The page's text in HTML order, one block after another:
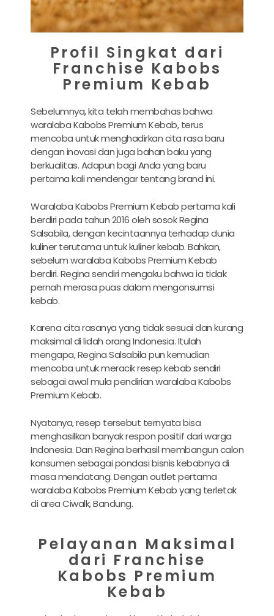
Profil Singkat dari
Franchise Kabobs
Premium Kebab
Sebelumnya, kita telah membahas bahwa
waralaba Kabobs Premium Kebab, terus
mencoba untuk menghadirkan cita rasa baru
dengan inovasi dan juga bahan baku yang
berkualitas. Adapun bagi Anda yang baru
pertama kali mendengar tentang brand ini.
Waralaba Kabobs Premium Kebab pertama kali
berdiri pada tahun 2016 oleh sosok Regina
Salsabila, dengan kecintaannya terhadap dunia
kuliner terutama untuk kuliner kebab. Bahkan,
sebelum waralaba Kabobs Premium Kebab
berdiri. Regina sendiri mengaku bahwa ia tidak
pernah merasa puas dalam mengonsumsi
kebab.
Karena cita rasanya yang tidak sesuai dan kurang
maksimal di lidah orang Indonesia. Itulah
mengapa, Regina Salsabila pun kemudian
mencoba untuk meracik resep kebab sendiri
sebagai awal mula pendirian waralaba Kabobs
Premium Kebab.
Nyatanya, resep tersebut ternyata bisa
menghasilkan banyak respon positif dari warga
Indonesia. Dan Regina berhasil membangun calon
konsumen sebagai pondasi bisnis kebabnya di
masa mendatang. Dengan outlet pertama
waralaba Kabobs Premium Kebab yang terletak
di area Ciwalk, Bandung.
Pelayanan Maksimal
dari Franchise
Kabobs Premium
Kebab